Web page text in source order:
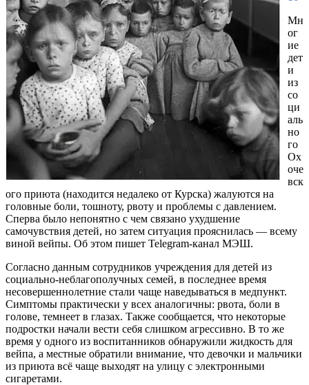
Мн
ог
ие
дет
и
из
со
ци
аль
но
го
Ох
оче
вск
ого приюта (находится недалеко от Курска) жалуются на
головные боли, тошноту, рвоту и проблемы с давлением.
Сперва было непонятно с чем связано ухудшение
самочувствия детей, но затем ситуация прояснилась — всему
виной вейпы. Об этом пишет Telegram-канал МЭШ.
Согласно данным сотрудников учреждения для детей из
социально-неблагополучных семей, в последнее время
несовершеннолетние стали чаще наведываться в медпункт.
Симптомы практически у всех аналогичны: рвота, боли в
голове, темнеет в глазах. Также сообщается, что некоторые
подростки начали вести себя слишком агрессивно. В то же
время у одного из воспитанников обнаружили жидкость для
вейпа, а местные обратили внимание, что девочки и мальчики
из приюта всё чаще выходят на улицу с электронными
сигаретами.